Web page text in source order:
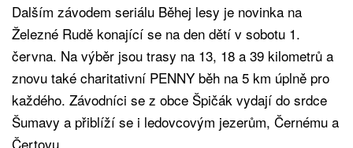
Dalším závodem seriálu Běhej lesy je novinka na
Železné Rudě konající se na den dětí v sobotu 1.
června. Na výběr jsou trasy na 13, 18 a 39 kilometrů a
znovu také charitativní PENNY běh na 5 km úplně pro
každého. Závodníci se z obce Špičák vydají do srdce
Šumavy a přiblíží se i ledovcovým jezerům, Černému a
Čertovu.